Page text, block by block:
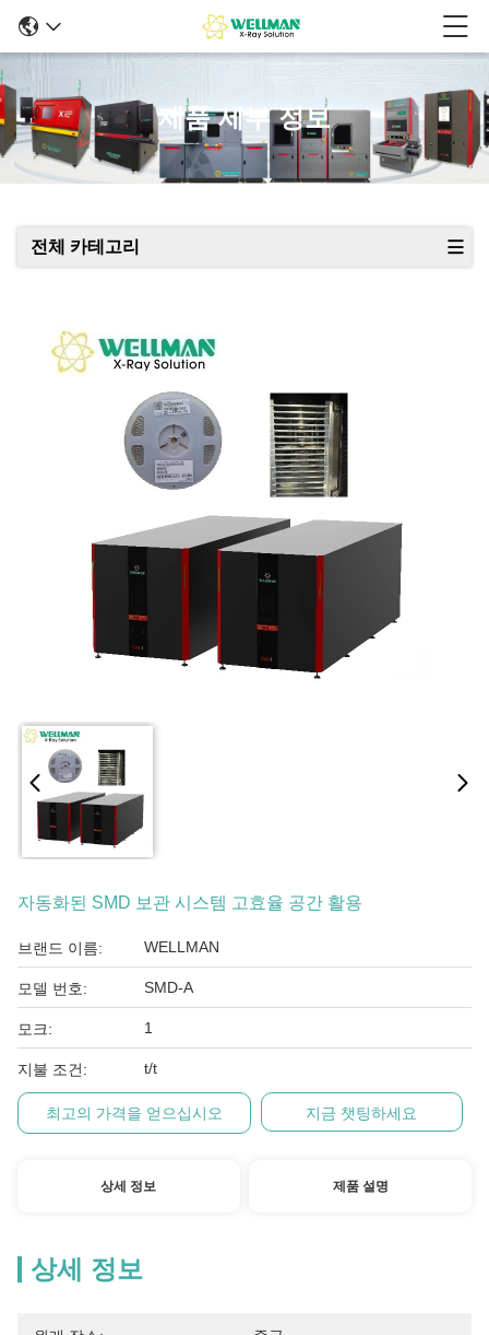
제품 세부 정보
전체 카테고리
자동화된 SMD 보관 시스템 고효율 공간 활용
브랜드 이름: WELLMAN
모델 번호: SMD-A
모크: 1
지불 조건: t/t
최고의 가격을 얻으십시오 지금 챗팅하세요
상세 정보 제품 설명
상세 정보